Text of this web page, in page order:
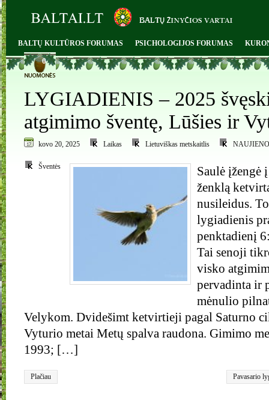
BALTŲ KULTŪROS FORUMAS PSICHOLOGIJOS FORUMAS
0
LYGIADIENIS – 2025
atgimimo šventę, Lūšies ir
kovo 20, 2025 Laikas Lietuviškas metskaitlis
Šventės
Saulė įžengė
ženklą
nusileidus.
lygiadienis
penktadienį
Tai senoji
visko
pervadinta ir
mėnulio
Velykom. Dvidešimt ketvirtieji pagal Saturno
Vyturio metai Metų spalva raudona. Gimimo
1993; […]
Plačiau Pavasario